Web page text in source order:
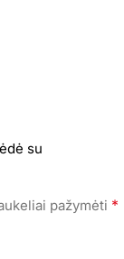
su
pažymėti *